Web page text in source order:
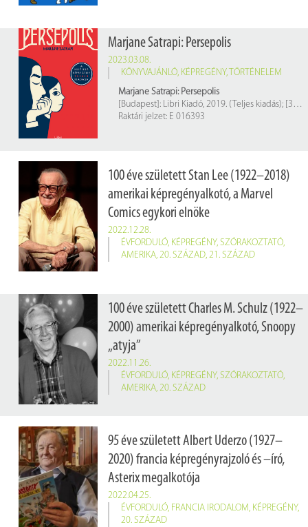
Marjane Satrapi: Persepolis
2023.03.08.
KÖNYVAJÁNLÓ, KÉPREGÉNY,TÖRTÉNELEM
Marjane Satrapi: Persepolis
[Budapest]: Libri Kiadó, 2019. (Teljes kiadás); [350] p.
Raktári jelzet: E 016393
100 éve született Stan Lee (1922–2018)
amerikai képregényalkotó, a Marvel
Comics egykori elnöke
2022.12.28.
ÉVFORDULÓ, KÉPREGÉNY, SZÓRAKOZTATÓ,
AMERIKA, 20. SZÁZAD, 21. SZÁZAD
100 éve született Charles M. Schulz (1922–
2000) amerikai képregényalkotó, Snoopy
„atyja”
2022.11.26.
ÉVFORDULÓ, KÉPREGÉNY, SZÓRAKOZTATÓ,
AMERIKA, 20. SZÁZAD
95 éve született Albert Uderzo (1927–
2020) francia képregényrajzoló és –író,
Asterix megalkotója
2022.04.25.
ÉVFORDULÓ, FRANCIA IRODALOM, KÉPREGÉNY,
20. SZÁZAD